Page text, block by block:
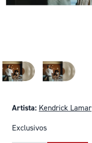
Artista: Kendrick Lamar
Exclusivos